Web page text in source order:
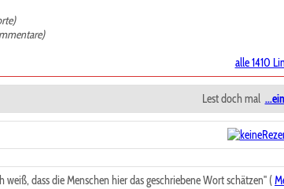
alle 1410
Lest doch mal
dass die Menschen hier das geschriebene Wort schätzen" (